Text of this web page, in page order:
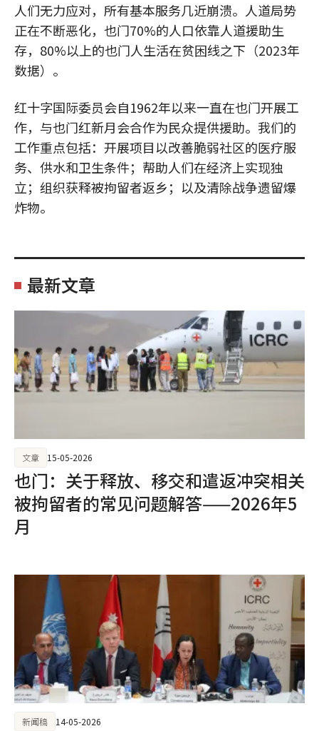
人们无力应对，所有基本服务几近崩溃。人道局势
正在不断恶化，也门70%的人口依靠人道援助生
存，80%以上的也门人生活在贫困线之下（2023年
数据）。
红十字国际委员会自1962年以来一直在也门开展工
作，与也门红新月会合作为民众提供援助。我们的
工作重点包括：开展项目以改善脆弱社区的医疗服
务、供水和卫生条件；帮助人们在经济上实现独
立；组织获释被拘留者返乡；以及清除战争遗留爆
炸物。
最新文章
也门：关于释放、移交和遣返冲突相关
被拘留者的常见问题解答——2026年5
月
文章 15-05-2026
新闻稿 14-05-2026